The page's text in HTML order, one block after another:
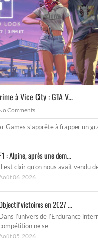
à Vice City : GTA V...
Comments
Games s’apprête à frapper un
F1 : Alpine, après une dem...
Il est clair qu’on nous avait vendu
Août 06, 2026
victoires en 2027 ...
Dans l’univers de l’Endurance
ne se
Août 05, 2026